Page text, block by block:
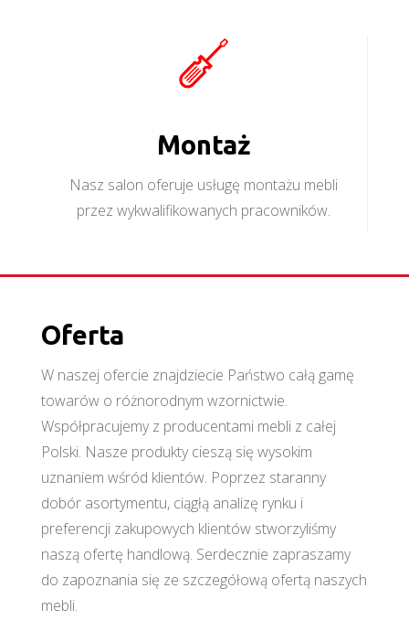
Montaż
Nasz salon oferuje usługę montażu mebli
przez wykwalifikowanych pracowników.
Oferta
W naszej ofercie znajdziecie Państwo całą gamę
towarów o różnorodnym wzornictwie.
Współpracujemy z producentami mebli z całej
Polski. Nasze produkty cieszą się wysokim
uznaniem wśród klientów. Poprzez staranny
dobór asortymentu, ciągłą analizę rynku i
preferencji zakupowych klientów stworzyliśmy
naszą ofertę handlową. Serdecznie zapraszamy
do zapoznania się ze szczegółową ofertą naszych
mebli.